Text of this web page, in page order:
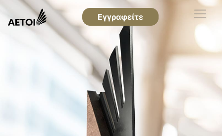
Εγγραφείτε